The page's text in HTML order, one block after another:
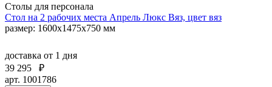
Столы для персонала
Стол на 2 рабочих места Апрель Люкс Вяз, цвет вяз
размер: 1600х1475х750 мм
доставка от 1 дня
39 295
₽
арт. 1001786